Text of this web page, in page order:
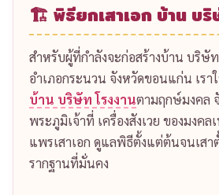
🏗️ พิธียกเสาเอก บ้าน บริ
สำหรับผู้ที่กำลังจะก่อสร้างบ้าน บริษั
อำเภอกระนวน จังหวัดขอนแก่น เรา
บ้าน บริษัท โรงงานตามฤกษ์มงคล
พระภูมิเจ้าที่ เครื่องสังเวย ของมงค
แพรเสาเอก ดูแลพิธีตั้งแต่ต้นจนเสา
รากฐานที่มั่นคง